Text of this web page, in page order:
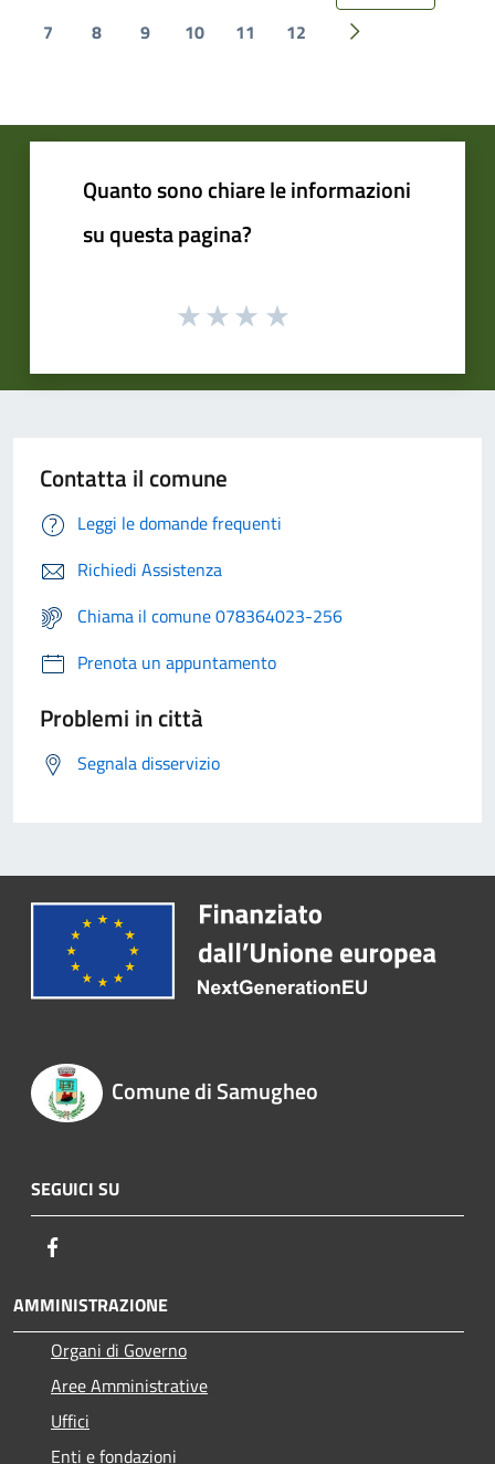
7
8 9 10 11 12 Pagina successiva
Quanto sono chiare le informazioni
su questa pagina?
Contatta il comune
Leggi le domande frequenti
Richiedi Assistenza
Chiama il comune 078364023-256
Prenota un appuntamento
Problemi in città
Segnala disservizio
Comune di Samugheo
SEGUICI SU
AMMINISTRAZIONE
Organi di Governo
Aree Amministrative
Uffici
Enti e fondazioni